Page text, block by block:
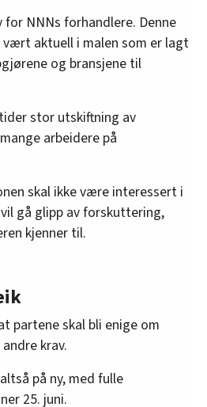
for NNNs forhandlere. Denne
aktuell i malen som er lagt
og bransjene til
stor utskiftning av
arbeidere på
skal ikke være interessert i
gå glipp av forskuttering,
kjenner til.
partene skal bli enige om
krav.
på ny, med fulle
25. juni.